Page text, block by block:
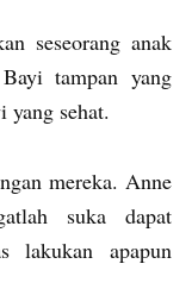
seseorang anak
tampan yang
sehat.
mereka. Anne
suka dapat
lakukan apapun